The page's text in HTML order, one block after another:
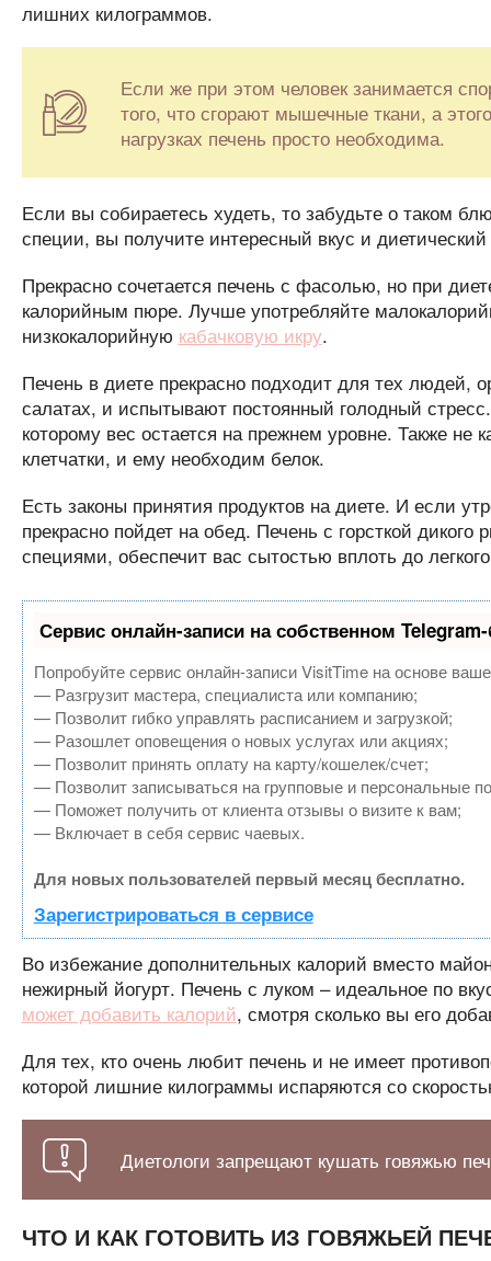
лишних килограммов.
Если же при этом человек занимается
того, что сгорают мышечные ткани, а
нагрузках печень просто необходима.
Если вы собираетесь худеть, то забудьте о таком
специи, вы получите интересный вкус и
Прекрасно сочетается печень с фасолью, но при
калорийным пюре. Лучше употребляйте
низкокалорийную кабачковую икру.
Печень в диете прекрасно подходит для тех людей,
салатах, и испытывают постоянный голодный
которому вес остается на прежнем уровне. Также
клетчатки, и ему необходим белок.
Есть законы принятия продуктов на диете. И если
прекрасно пойдет на обед. Печень с горсткой
специями, обеспечит вас сытостью вплоть до
Сервис онлайн-записи на собственном
Попробуйте сервис онлайн-записи VisitTime на основе
— Разгрузит мастера, специалиста или компанию;
— Позволит гибко управлять расписанием и загрузкой;
— Разошлет оповещения о новых услугах или акциях;
— Позволит принять оплату на карту/кошелек/счет;
— Позволит записываться на групповые и персональные
— Поможет получить от клиента отзывы о визите к вам;
— Включает в себя сервис чаевых.
Для новых пользователей первый месяц бесплатно.
Зарегистрироваться в сервисе
Во избежание дополнительных калорий вместо
нежирный йогурт. Печень с луком – идеальное по
может добавить калорий, смотря сколько вы его
Для тех, кто очень любит печень и не имеет
которой лишние килограммы испаряются со
Диетологи запрещают кушать говяжью
ЧТО И КАК ГОТОВИТЬ ИЗ ГОВЯЖЬЕЙ